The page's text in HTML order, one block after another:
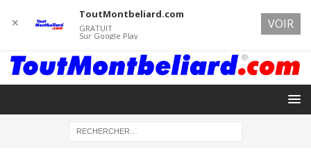
✕
ToutMontbeliard.com
GRATUIT
Sur Google Play
VOIR